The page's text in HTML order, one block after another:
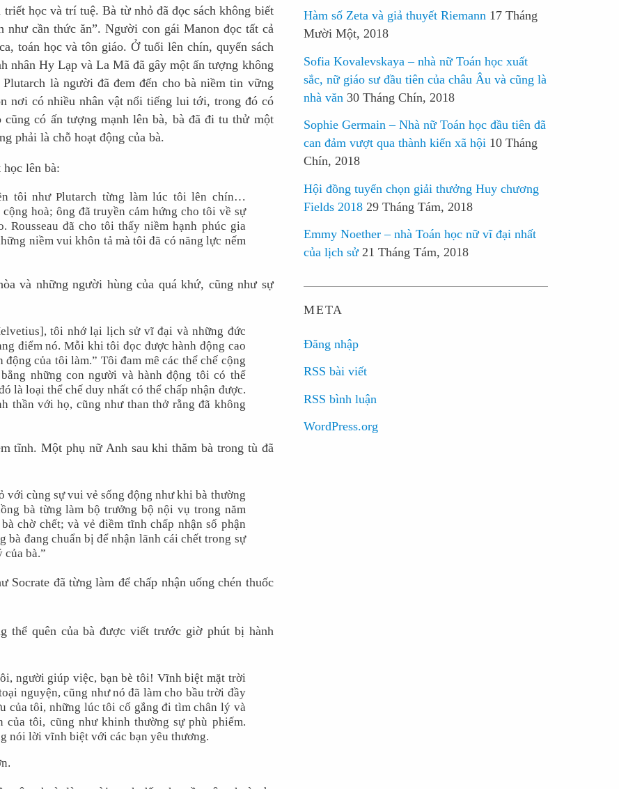
học và trí tuệ. Bà từ nhỏ đã đọc sách không biết
cần thức ăn”. Người con gái Manon đọc tất cả
toán học và tôn giáo. Ở tuổi lên chín, quyển sách
nhân Hy Lạp và La Mã đã gây một ấn tượng không
là người đã đem đến cho bà niềm tin vững
nơi có nhiều nhân vật nổi tiếng lui tới, trong đó có
cũng có ấn tượng mạnh lên bà, bà đã đi tu thử một
phải là chỗ hoạt động của bà.
lên bà:
tôi như Plutarch từng làm lúc tôi lên chín…
hoà; ông đã truyền cảm hứng cho tôi về sự
Rousseau đã cho tôi thấy niềm hạnh phúc gia
niềm vui khôn tả mà tôi đã có năng lực nếm
và những người hùng của quá khứ, cũng như sự
tôi nhớ lại lịch sử vĩ đại và những đức
điểm nó. Mỗi khi tôi đọc được hành động cao
của tôi làm.” Tôi đam mê các thể chế cộng
những con người và hành động tôi có thể
là loại thể chế duy nhất có thể chấp nhận được.
thần với họ, cũng như than thở rằng đã không
tĩnh. Một phụ nữ Anh sau khi thăm bà trong tù đã
với cùng sự vui vẻ sống động như khi bà thường
bà từng làm bộ trưởng bộ nội vụ trong năm
chờ chết; và vẻ điềm tĩnh chấp nhận số phận
đang chuẩn bị để nhận lãnh cái chết trong sự
bà.”
Socrate đã từng làm để chấp nhận uống chén thuốc
thể quên của bà được viết trước giờ phút bị hành
người giúp việc, bạn bè tôi! Vĩnh biệt mặt trời
nguyện, cũng như nó đã làm cho bầu trời đầy
của tôi, những lúc tôi cố gắng đi tìm chân lý và
của tôi, cũng như khinh thường sự phù phiếm.
nói lời vĩnh biệt với các bạn yêu thương.
.
Hàm số Zeta và giả thuyết Riemann 17 Tháng
Mười Một, 2018
Sofia Kovalevskaya – nhà nữ Toán học xuất
sắc, nữ giáo sư đầu tiên của châu Âu và cũng là
nhà văn 30 Tháng Chín, 2018
Sophie Germain – Nhà nữ Toán học đầu tiên đã
can đảm vượt qua thành kiến xã hội 10 Tháng
Chín, 2018
Hội đồng tuyển chọn giải thưởng Huy chương
Fields 2018 29 Tháng Tám, 2018
Emmy Noether – nhà Toán học nữ vĩ đại nhất
của lịch sử 21 Tháng Tám, 2018
META
Đăng nhập
RSS bài viết
RSS bình luận
WordPress.org